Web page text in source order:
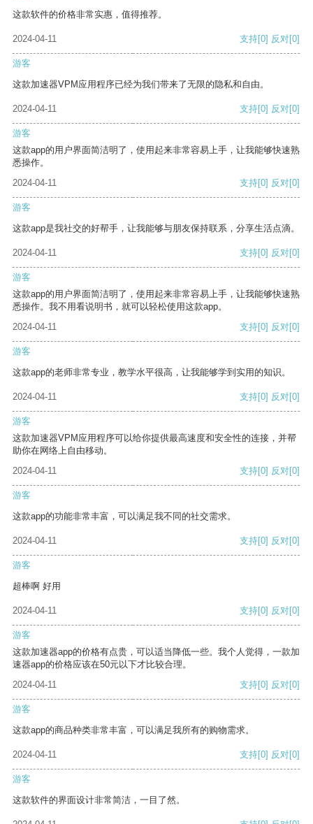
这款软件的价格非常实惠，值得推荐。
2024-04-11 支持[0] 反对[0]
游客
这款加速器VPM应用程序已经为我们带来了无限的隐私和自由。
2024-04-11 支持[0] 反对[0]
游客
这款app的用户界面简洁明了，使用起来非常容易上手，让我能够快速熟
悉操作。
2024-04-11
支持[0] 反对[0]
游客
这款app是我社交的好帮手，让我能够与朋友保持联系，分享生活点滴。
2024-04-11 支持[0] 反对[0]
游客
这款app的用户界面简洁明了，使用起来非常容易上手，让我能够快速熟
悉操作。我不用看说明书，就可以轻松使用这款app。
2024-04-11
支持[0] 反对[0]
游客
这款app的老师非常专业，教学水平很高，让我能够学到实用的知识。
2024-04-11 支持[0] 反对[0]
游客
这款加速器VPM应用程序可以给你提供最高速度和安全性的连接，并帮
助你在网络上自由移动。
2024-04-11
支持[0] 反对[0]
游客
这款app的功能非常丰富，可以满足我不同的社交需求。
2024-04-11 支持[0] 反对[0]
游客
超棒啊 好用
2024-04-11 支持[0] 反对[0]
游客
这款加速器app的价格有点贵，可以适当降低一些。我个人觉得，一款加
速器app的价格应该在50元以下才比较合理。
2024-04-11
支持[0] 反对[0]
游客
这款app的商品种类非常丰富，可以满足我所有的购物需求。
2024-04-11 支持[0] 反对[0]
游客
这款软件的界面设计非常简洁，一目了然。